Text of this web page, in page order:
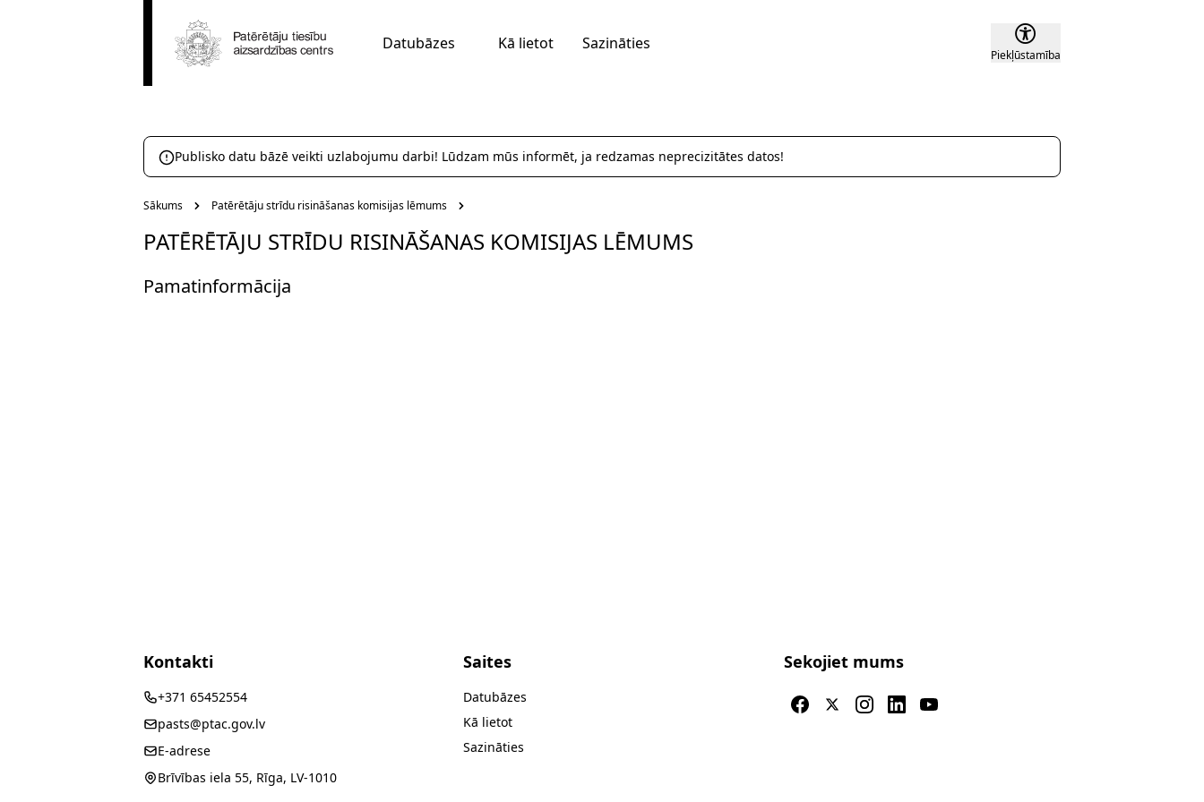
Datubāzes Kā lietot Sazināties
Piekļūstamība
Publisko datu bāzē veikti uzlabojumu darbi! Lūdzam mūs informēt, ja redzamas neprecizitātes datos!
Sākums Patērētāju strīdu risināšanas komisijas lēmums
PATĒRĒTĀJU STRĪDU RISINĀŠANAS KOMISIJAS LĒMUMS
Pamatinformācija
Kontakti
+371 65452554
pasts@ptac.gov.lv
E-adrese
Brīvības iela 55, Rīga, LV-1010
Saites
Datubāzes
Kā lietot
Sazināties
Sekojiet mums